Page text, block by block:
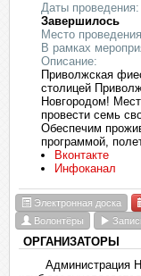
Даты проведения:
Завершилось
Место
В рамках
Описание:
Приволжская
столицей
Новгородом!
провести семь
Обеспечим
программой,
Вконтакте
Инфоканал
Электронная доска
Волонтёры
ОРГАНИЗАТОРЫ
Администрация